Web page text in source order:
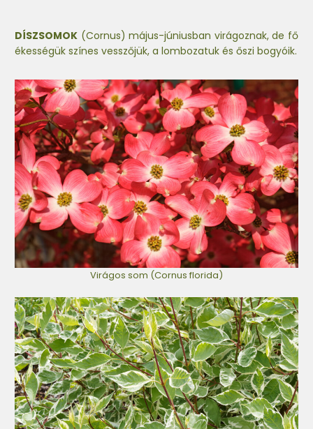
DÍSZSOMOK (Cornus) május-júniusban virágoznak, de fő
ékességük színes vesszőjük, a lombozatuk és őszi bogyóik.
Virágos som (Cornus florida)